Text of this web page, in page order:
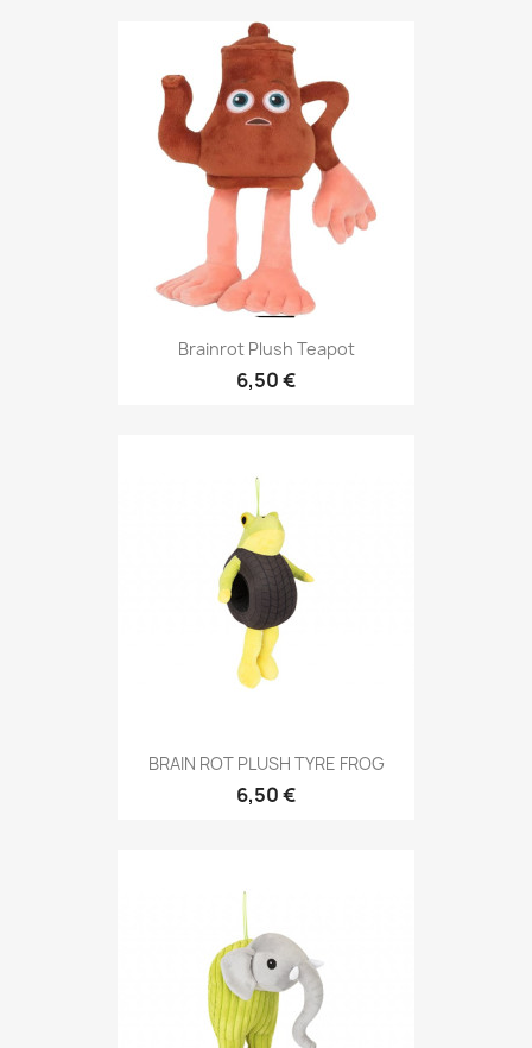
Brainrot Plush Teapot
6,50 €
BRAIN ROT PLUSH TYRE FROG
6,50 €